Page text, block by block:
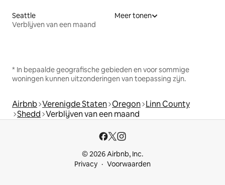
Seattle
Verblijven van een maand
Meer tonen
* In bepaalde geografische gebieden en voor sommige
woningen kunnen uitzonderingen van toepassing zijn.
Airbnb Verenigde Staten Oregon Linn County
Shedd Verblijven van een maand
© 2026 Airbnb, Inc.
Privacy
Voorwaarden